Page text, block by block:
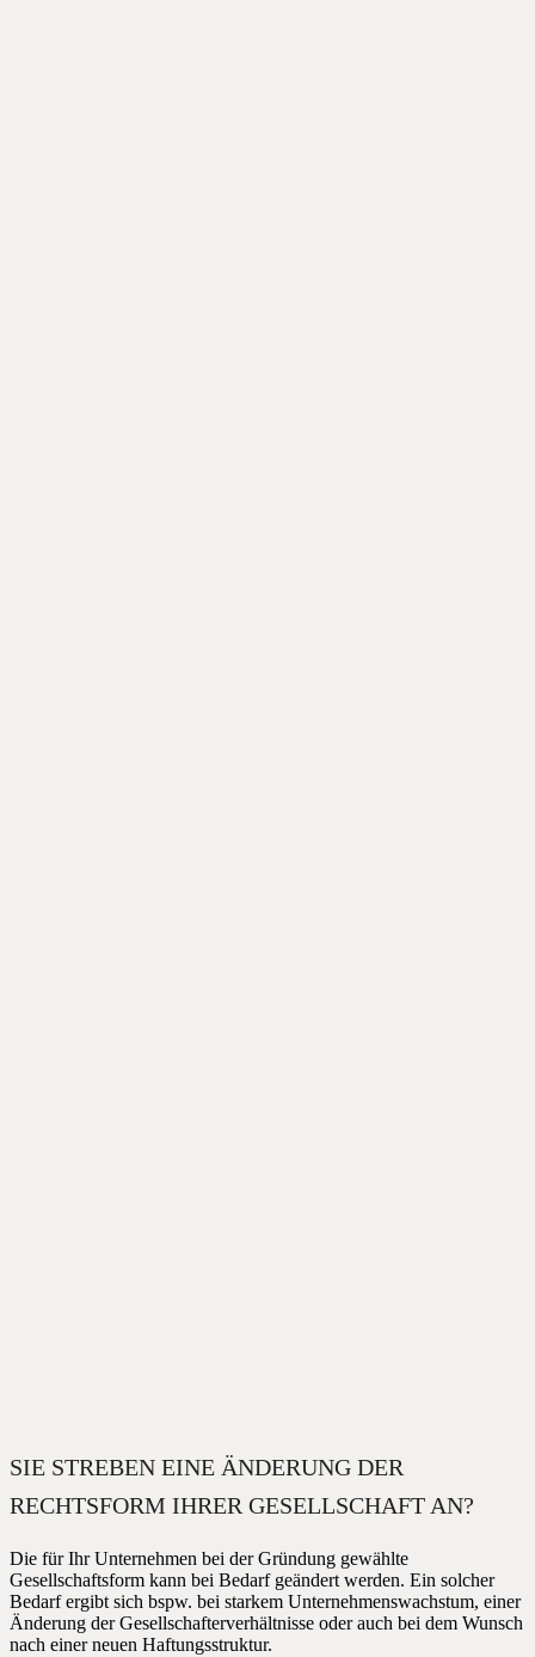
SIE STREBEN EINE ÄNDERUNG DER
RECHTSFORM IHRER GESELLSCHAFT AN?
Die für Ihr Unternehmen bei der Gründung gewählte
Gesellschaftsform kann bei Bedarf geändert werden. Ein solcher
Bedarf ergibt sich bspw. bei starkem Unternehmenswachstum, einer
Änderung der Gesellschafterverhältnisse oder auch bei dem Wunsch
nach einer neuen Haftungsstruktur.